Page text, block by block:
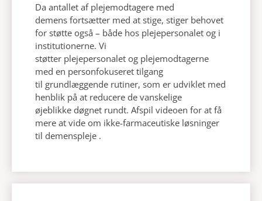
Da antallet af plejemodtagere med
demens fortsætter med at stige, stiger behovet
for støtte også – både hos plejepersonalet og i
institutionerne. Vi
støtter plejepersonalet og plejemodtagerne
med en personfokuseret tilgang
til grundlæggende rutiner, som er udviklet med
henblik på at reducere de vanskelige
øjeblikke døgnet rundt. Afspil videoen for at få
mere at vide om ikke-farmaceutiske løsninger
til demenspleje .